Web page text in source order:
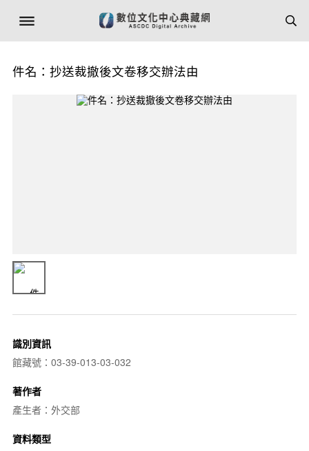
件名：抄送裁撤後文卷移交辦法由
識別資訊
館藏號：03-39-013-03-032
著作者
產生者：外交部
資料類型